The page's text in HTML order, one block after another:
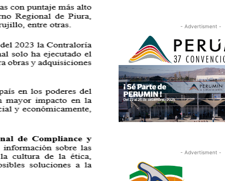
- Advertisment -
- Advertisment -